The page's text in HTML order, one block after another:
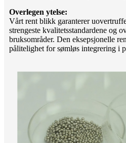
Overlegen ytelse:
Vårt rent blikk garanterer
strengeste kvalitetsstandardene og
bruksområder. Den eksepsjonelle
pålitelighet for sømløs integrering i